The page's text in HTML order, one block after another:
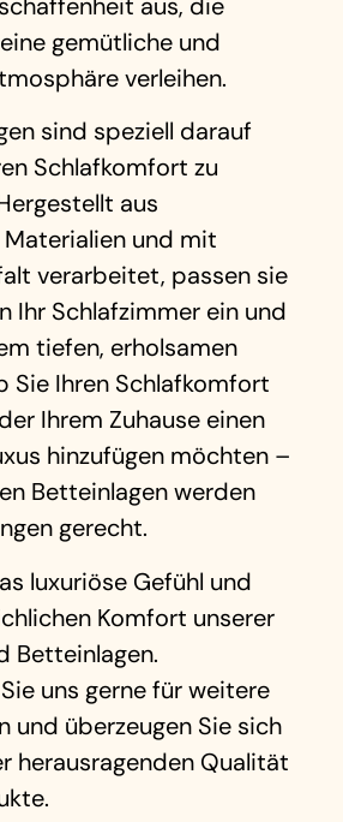
gemütliche und
verleihen.
sind speziell darauf
Schlafkomfort zu
aus
und mit
verarbeitet, passen sie
Ihr Schlafzimmer ein und
tiefen, erholsamen
Sie Ihren Schlafkomfort
Ihrem Zuhause einen
hinzufügen möchten –
Betteinlagen werden
gerecht.
luxuriöse Gefühl und
Komfort unserer
Betteinlagen.
uns gerne für weitere
und überzeugen Sie sich
herausragenden Qualität